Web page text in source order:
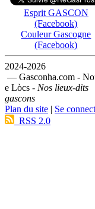
Esprit GASCON
(Facebook)
Couleur Gascogne
(Facebook)
2024-2026
— Gasconha.com -
e Lòcs - Nos lieux-dits
gascons
Plan du site | Se
RSS 2.0